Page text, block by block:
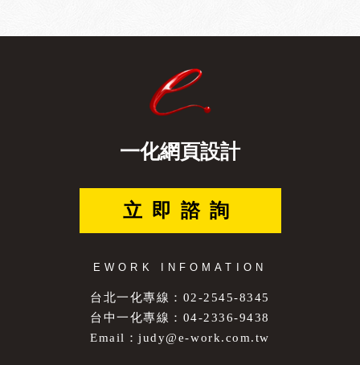
一化網頁設計
立即諮詢
EWORK INFOMATION
台北一化專線：02-2545-8345
台中一化專線：04-2336-9438
Email：judy@e-work.com.tw